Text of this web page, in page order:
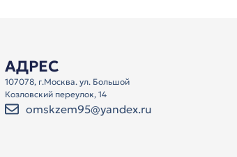
АДРЕС
107078, г.Москва. ул. Большой
Козловский переулок, 14
omskzem95@yandex.ru